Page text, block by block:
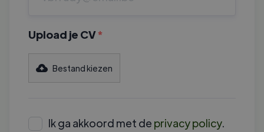
Upload je CV*
Bestand kiezen
Ik ga akkoord met de privacy policy.